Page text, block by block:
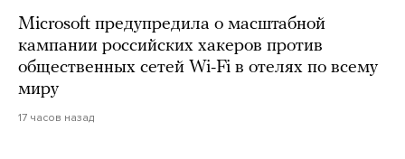
Microsoft предупредила о масштабной
кампании российских хакеров против
общественных сетей Wi-Fi в отелях по всему
миру
17 часов назад